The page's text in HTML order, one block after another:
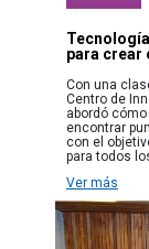
para crear
Con una
Centro de
abordó
encontrar
con el
para todos
Ver más